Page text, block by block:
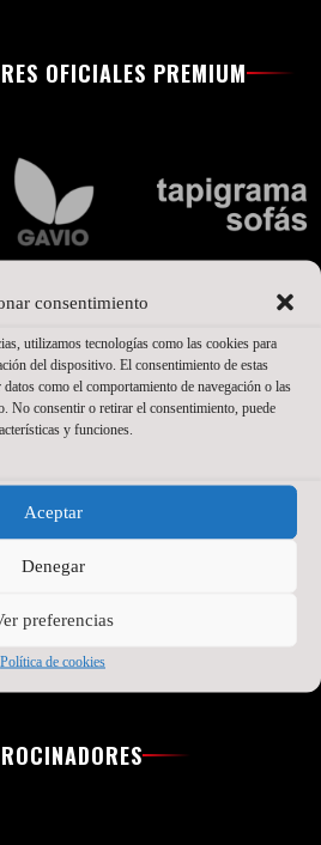
consentimiento
utilizamos tecnologías como las cookies para
del dispositivo. El consentimiento de estas
como el comportamiento de navegación o las
No consentir o retirar el consentimiento, puede
y funciones.
Aceptar
Denegar
preferencias
Política de cookies
OFICIALES PREMIUM